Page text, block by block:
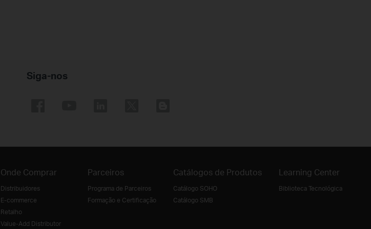
Siga-nos
Onde Comprar
Distribuidores
E-commerce
Retalho
Value-Add Distributor
Parceiros
Programa de Parceiros
Formação e Certificação
Catálogos de Produtos
Catálogo SOHO
Catálogo SMB
Learning Center
Biblioteca Tecnológica